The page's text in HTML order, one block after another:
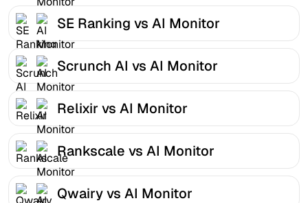
SE Ranking vs AI Monitor
Scrunch AI vs AI Monitor
Relixir vs AI Monitor
Rankscale vs AI Monitor
Qwairy vs AI Monitor